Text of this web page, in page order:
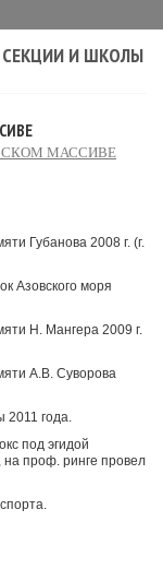
СЕКЦИИ И ШКОЛЫ
МАССИВЕ
Губанова 2008 г. (г.
Азовского моря
Н. Мангера 2009 г.
А.В. Суворова
2011 года.
под эгидой
на проф. ринге провел